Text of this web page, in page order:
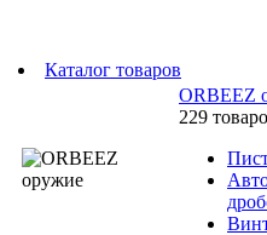
Каталог товаров
ORBEEZ
229